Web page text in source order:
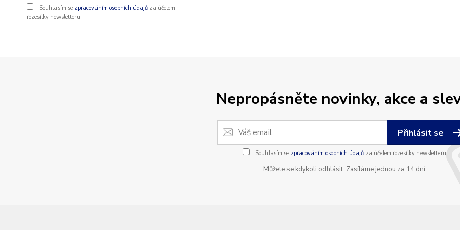
Souhlasím se zpracováním osobních údajů za účelem
rozesílky newsletteru.
Nepropásněte novinky, akce a
Přihlásit se
Souhlasím se zpracováním osobních údajůza účelem rozesílky newsletteru.
Můžete se kdykoli odhlásit. Zasíláme jednou za 14 dní.